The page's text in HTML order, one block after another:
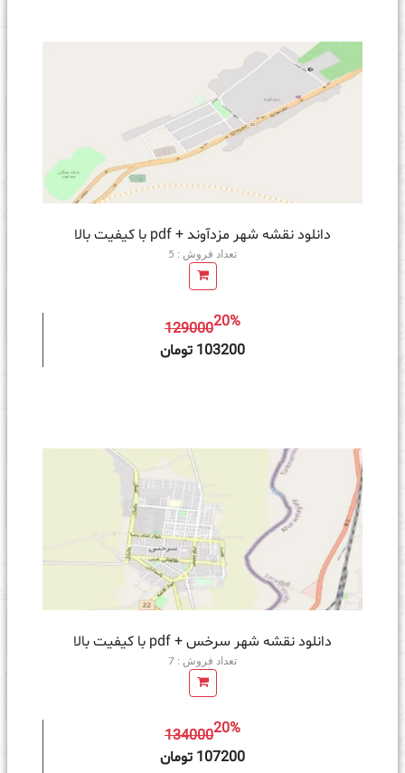
دانلود نقشه شهر مزدآوند + pdf با کیفیت بالا
تعداد فروش : 5
12900020%
103200 تومان
دانلود نقشه شهر سرخس + pdf با کیفیت بالا
تعداد فروش : 7
13400020%
107200 تومان